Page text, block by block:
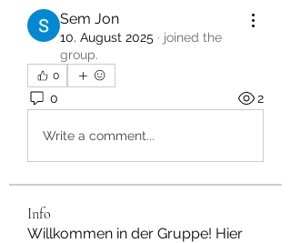
Sem Jon
10. August 2025 · joined the
group.
0
0 2
Write a comment...
Info
Willkommen in der Gruppe! Hier